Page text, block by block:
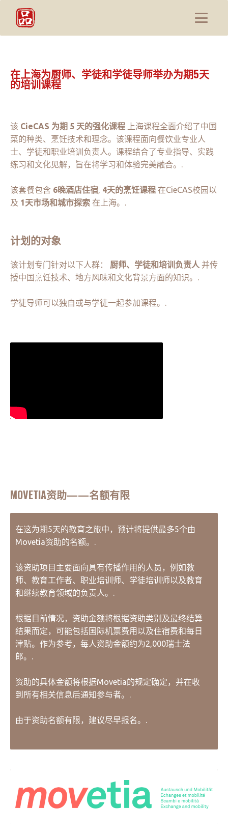
在上海为厨师、学徒和学徒导师举办为期5天
的培训课程
该 CieCAS 为期 5 天的强化课程 上海课程全面介绍了中国
菜的种类、烹饪技术和理念。该课程面向餐饮业专业人
士、学徒和职业培训负责人。课程结合了专业指导、实践
练习和文化见解，旨在将学习和体验完美融合。.
该套餐包含 6晚酒店住宿, 4天的烹饪课程 在CieCAS校园以
及 1天市场和城市探索 在上海。.
计划的对象
该计划专门针对以下人群： 厨师、学徒和培训负责人 并传
授中国烹饪技术、地方风味和文化背景方面的知识。.
学徒导师可以独自或与学徒一起参加课程。.
MOVETIA资助——名额有限
在这为期5天的教育之旅中，预计将提供最多5个由
Movetia资助的名额。.
该资助项目主要面向具有传播作用的人员，例如教
师、教育工作者、职业培训师、学徒培训师以及教育
和继续教育领域的负责人。.
根据目前情况，资助金额将根据资助类别及最终结算
结果而定，可能包括国际机票费用以及住宿费和每日
津贴。作为参考，每人资助金额约为2,000瑞士法
郎。.
资助的具体金额将根据Movetia的规定确定，并在收
到所有相关信息后通知参与者。.
由于资助名额有限，建议尽早报名。.